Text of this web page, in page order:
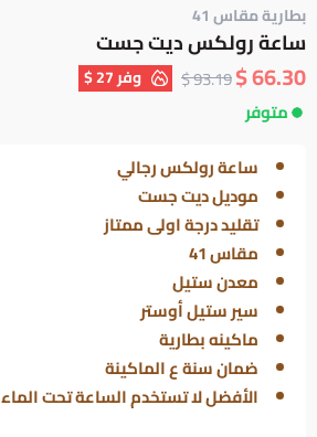
بطارية مقاس 41
ساعة رولكس ديت جست
66.30 $
93.19 $ وفر27 $
متوفر
ساعة رولكس رجالي
موديل ديت جست
تقليد درجة اولى ممتاز
مقاس 41
معدن ستيل
سير ستيل أوستر
ماكينه بطارية
ضمان سنة ع الماكينة
الأفضل لا تستخدم الساعة تحت الماء